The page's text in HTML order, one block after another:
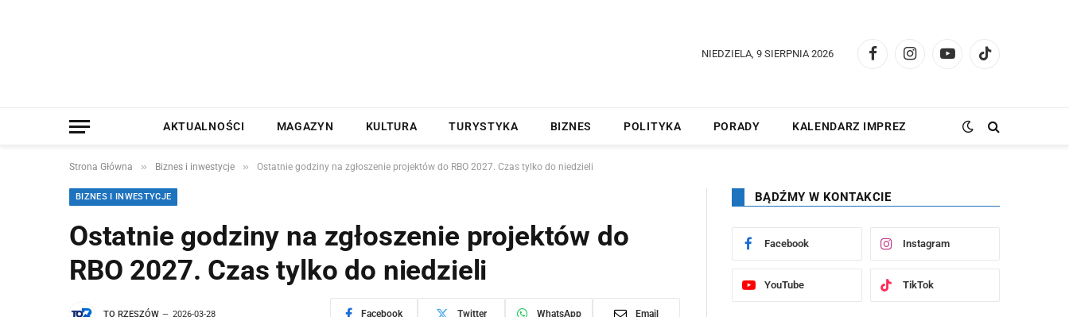
NIEDZIELA, 9 SIERPNIA 2026
FacebookInstagramYouTubeTikTok
AKTUALNOŚCI MAGAZYN KULTURA TURYSTYKA BIZNES POLITYKA PORADY KALENDARZ IMPREZ
Strona Główna » Biznes i inwestycje » Ostatnie godziny na zgłoszenie projektów do RBO 2027. Czas tylko do niedzieli
BIZNES I INWESTYCJE
Ostatnie godziny na zgłoszenie projektów do
RBO 2027. Czas tylko do niedzieli
TO RZESZÓW 2026-03-28 Facebook Twitter WhatsApp Email
BĄDŹMY W KONTAKCIE
Facebook Instagram
YouTube TikTok